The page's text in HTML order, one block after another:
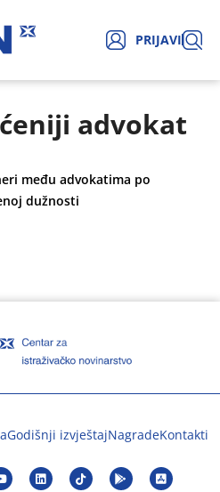
PRIJAVI
advokat
među advokatima po
dužnosti
Godišnji izvještajNagradeKontakti